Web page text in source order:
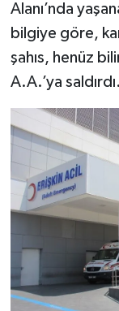
Alanı’nda
bilgiye göre,
şahıs, henüz
A.A.’ya saldırdı.